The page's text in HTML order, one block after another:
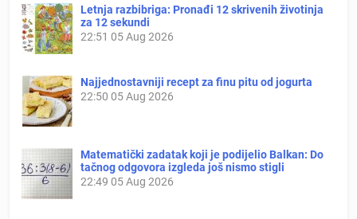
Letnja razbibriga: Pronađi 12 skrivenih životinja
za 12 sekundi
22:51 05 Aug 2026
Najjednostavniji recept za finu pitu od jogurta
22:50 05 Aug 2026
Matematički zadatak koji je podijelio Balkan: Do
tačnog odgovora izgleda još nismo stigli
22:49 05 Aug 2026